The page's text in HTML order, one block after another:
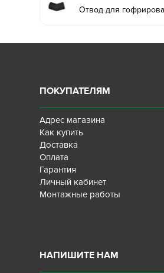
Отвод для
ПОКУПАТЕЛЯМ
Адрес магазина
Как купить
Доставка
Оплата
Гарантия
Личный кабинет
Монтажные работы
НАПИШИТЕ НАМ